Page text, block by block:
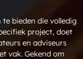
bieden die volledig
project, doet
en adviseurs
vak. Gekend om